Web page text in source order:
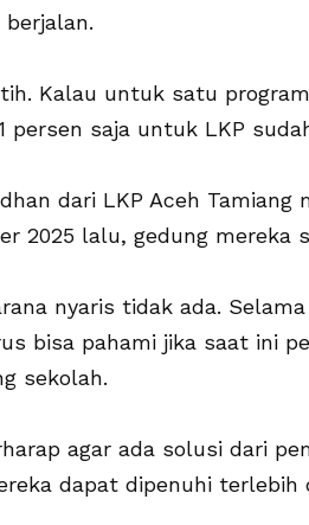
Kalau untuk satu
persen saja untuk LKP
dari LKP Aceh
2025 lalu, gedung mereka
nyaris tidak ada.
bisa pahami jika saat ini
sekolah.
agar ada solusi dari
dapat dipenuhi terlebih